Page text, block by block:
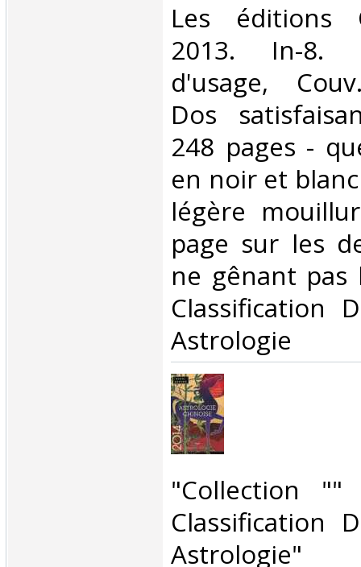
‎Les éditions
2013. In-8.
d'usage,
Dos
248 pages -
en noir et
légère
page sur les
ne gênant pas
Classification
Astrologie‎
‎"Collection ""
Classification
Astrologie"‎